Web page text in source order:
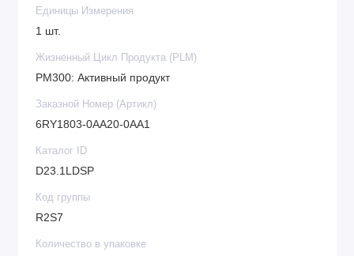
Единицы Измерения
1 шт.
Жизненный Цикл Продукта (PLM)
PM300: Активный продукт
Заказной Номер (Артикл)
6RY1803-0AA20-0AA1
Каталог ID
D23.1LDSP
Код группы
R2S7
Количество в упаковке